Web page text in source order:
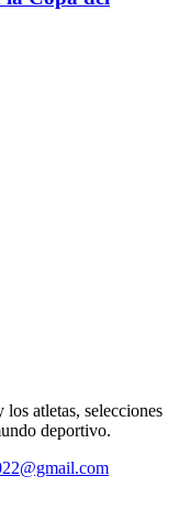
los atletas, selecciones
deportivo.